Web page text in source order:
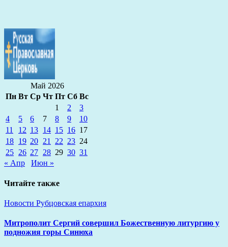
Май 2026
Пн Вт Ср Чт Пт Сб Вс
1
2
3
4
5 6 7 8 9
10
11
12 13 14 15 16 17
18 19 20 21 22 23 24
25 26 27 28 29 30 31
« Апр
Июн »
Читайте также
Новости Рубцовская епархия
Митрополит Сергий совершил Божественную литургию у
подножия горы Синюха